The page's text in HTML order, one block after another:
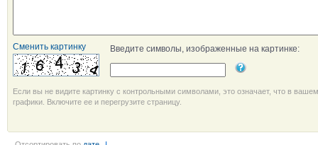
Сменить картинку Введите символы, изображенные на картинке:
Если вы не видите картинку с контрольными символами, это означает, что в
графики. Включите ее и перегрузите страницу.